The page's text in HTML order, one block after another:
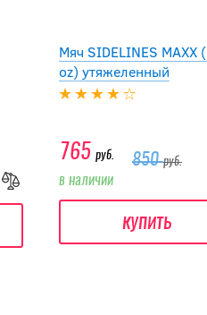
Мяч SIDELINES MAXX
oz) утяжеленный
765 руб. 850руб.
в наличии
купить